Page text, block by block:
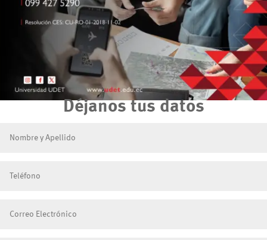
Déjanos tus datos